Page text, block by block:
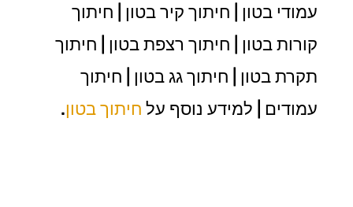
עמודי בטון | חיתוך קיר בטון | חיתוך
קורות בטון | חיתוך רצפת בטון | חיתוך
תקרת בטון | חיתוך גג בטון | חיתוך
עמודים | למידע נוסף על חיתוך בטון.